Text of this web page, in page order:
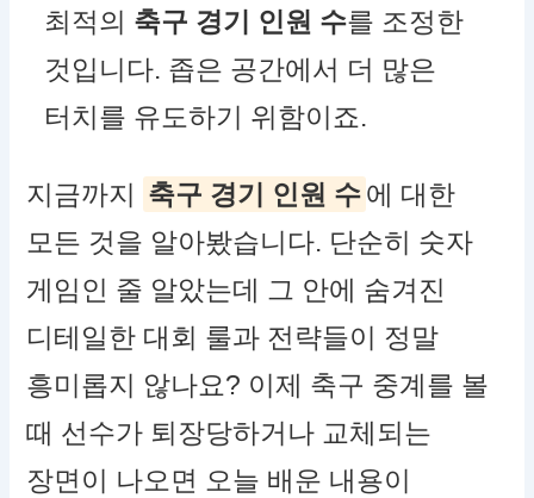
최적의 축구 경기 인원 수를 조정한
것입니다. 좁은 공간에서 더 많은
터치를 유도하기 위함이죠.
지금까지 축구 경기 인원 수에 대한
모든 것을 알아봤습니다. 단순히 숫자
게임인 줄 알았는데 그 안에 숨겨진
디테일한 대회 룰과 전략들이 정말
흥미롭지 않나요? 이제 축구 중계를 볼
때 선수가 퇴장당하거나 교체되는
장면이 나오면 오늘 배운 내용이